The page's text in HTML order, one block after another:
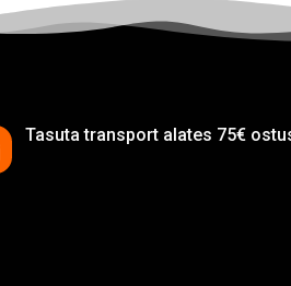
Tasuta transport alates 75€